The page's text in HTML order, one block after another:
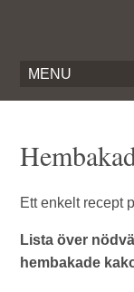
Ett enkelt recept
Lista över
hembakade